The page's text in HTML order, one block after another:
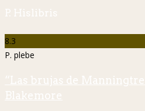
P. Hislibris
8.3
P. plebe
“Las brujas de
Blakemore